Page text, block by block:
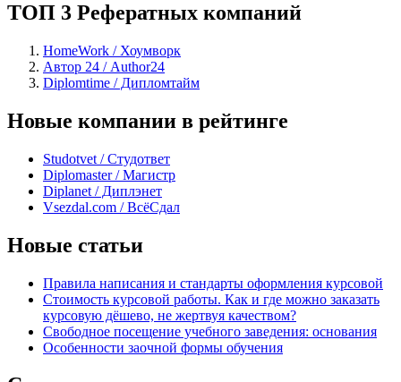
ТОП 3 Рефератных компаний
HomeWork / Хоумворк
Автор 24 / Author24
Diplomtime / Дипломтайм
Новые компании в рейтинге
Studotvet / Студответ
Diplomaster / Магистр
Diplanet / Диплэнет
Vsezdal.com / ВсёСдал
Новые статьи
Правила написания и стандарты оформления курсовой
Стоимость курсовой работы. Как и где можно заказать
курсовую дёшево, не жертвуя качеством?
Свободное посещение учебного заведения: основания
Особенности заочной формы обучения